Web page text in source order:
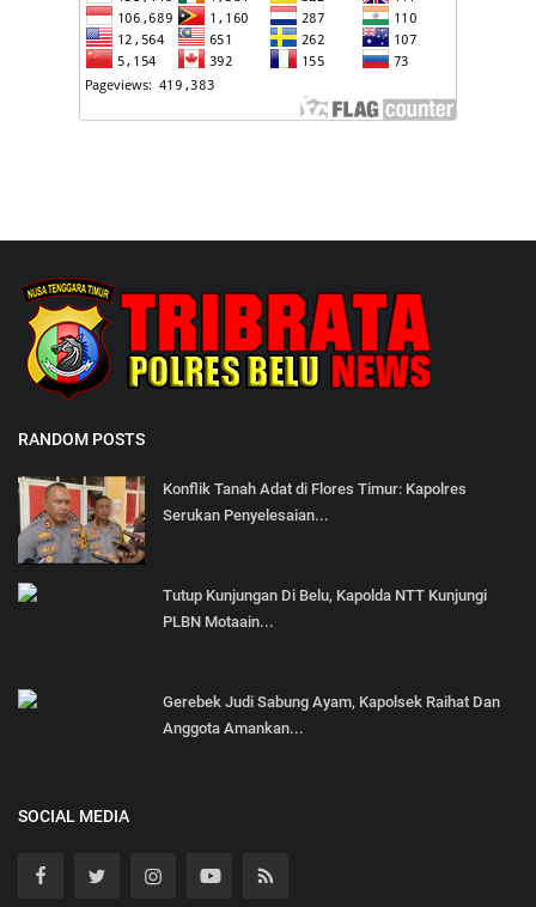
RANDOM POSTS
Konflik Tanah Adat di Flores Timur: Kapolres
Serukan Penyelesaian...
Tutup Kunjungan Di Belu, Kapolda NTT Kunjungi
PLBN Motaain...
Gerebek Judi Sabung Ayam, Kapolsek Raihat Dan
Anggota Amankan...
SOCIAL MEDIA